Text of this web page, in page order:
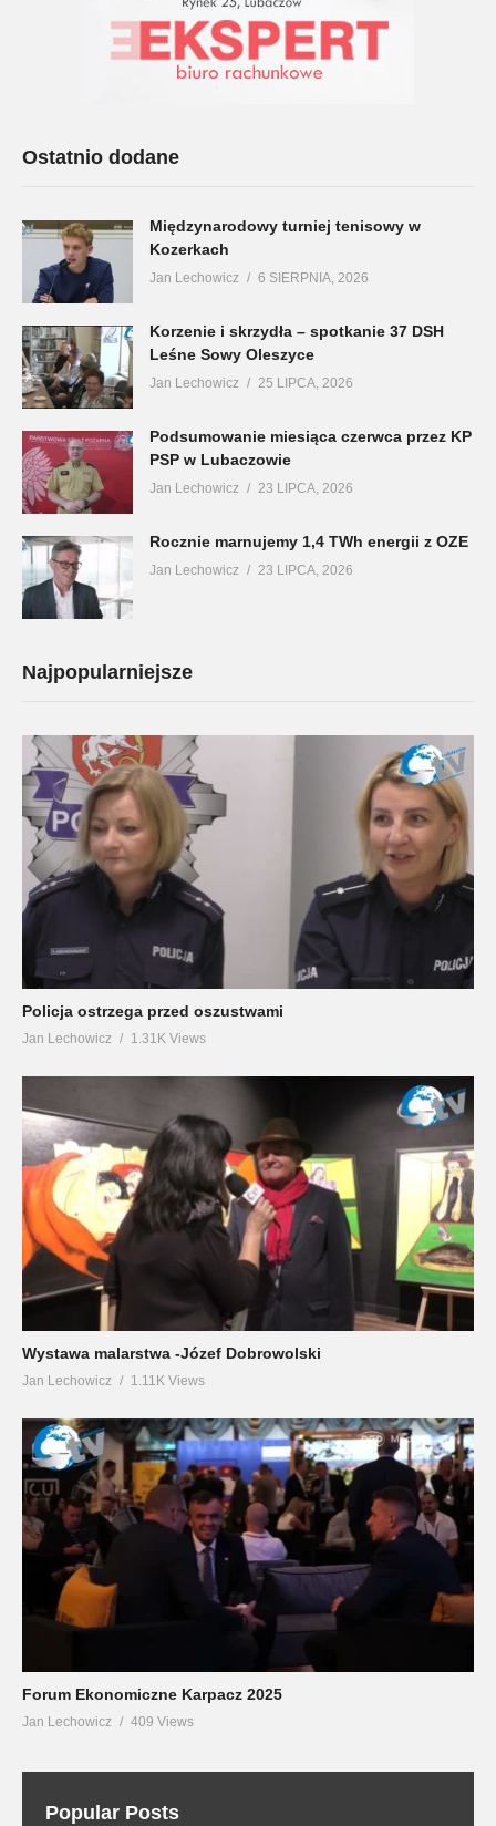
Ostatnio dodane
Międzynarodowy turniej tenisowy w
Kozerkach
Jan Lechowicz 6 SIERPNIA, 2026
Korzenie i skrzydła – spotkanie 37 DSH
Leśne Sowy Oleszyce
Jan Lechowicz 25 LIPCA, 2026
Podsumowanie miesiąca czerwca przez KP
PSP w Lubaczowie
Jan Lechowicz 23 LIPCA, 2026
Rocznie marnujemy 1,4 TWh energii z OZE
Jan Lechowicz 23 LIPCA, 2026
Najpopularniejsze
Policja ostrzega przed oszustwami
Jan Lechowicz 1.31K Views
Wystawa malarstwa -Józef Dobrowolski
Jan Lechowicz 1.11K Views
Forum Ekonomiczne Karpacz 2025
Jan Lechowicz 409 Views
Popular Posts